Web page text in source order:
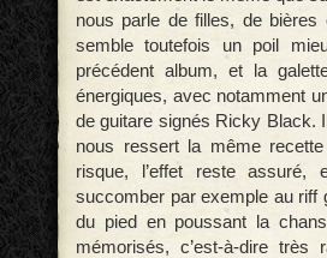
nous parle de filles, de
semble toutefois un poil
précédent album, et la
énergiques, avec notamment
de guitare signés Ricky Black.
nous ressert la même
risque, l’effet reste
succomber par exemple au riff
du pied en poussant la
mémorisés, c’est-à-dire très